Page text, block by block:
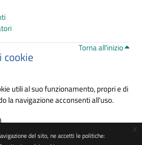
del sito, ne accetti le politiche:
x
Torna all'inizio
cookie
utili al suo funzionamento, propri e di
la navigazione acconsenti all'uso.